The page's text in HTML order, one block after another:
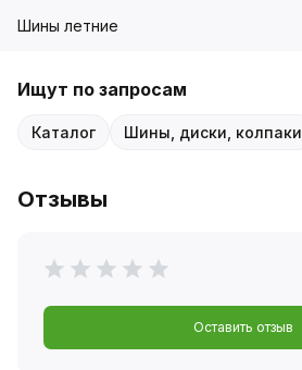
Шины летние
Ищут по запросам
Каталог Шины, диски, колпаки
Отзывы
Оставить отзыв